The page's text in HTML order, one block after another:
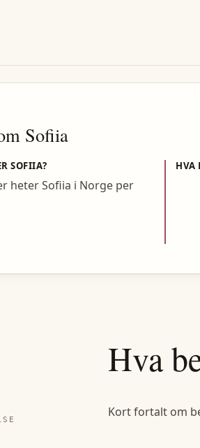
Sofiia
SOFIIA?
heter Sofiia i Norge per
HVA
Hva
Kort fortalt om